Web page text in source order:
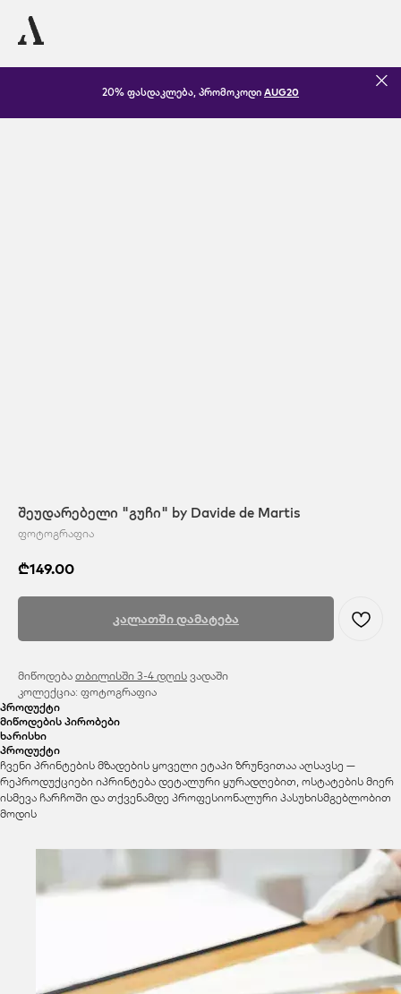
20% ფასდაკლება, პრომოკოდი AUG20
შეუდარებელი "გუჩი" by Davide de Martis
ფოტოგრაფია
₾149.00
კალათში დამატება
მიწოდება თბილისში 3-4 დღის ვადაში
კოლექცია: ფოტოგრაფია
პროდუქტი
მიწოდების პირობები
ხარისხი
პროდუქტი
ჩვენი პრინტების მზადების ყოველი ეტაპი ზრუნვითაა აღსავსე —
რეპროდუქციები იპრინტება დეტალური ყურადღებით, ოსტატების მიერ
ისმევა ჩარჩოში და თქვენამდე პროფესიონალური პასუხისმგებლობით
მოდის